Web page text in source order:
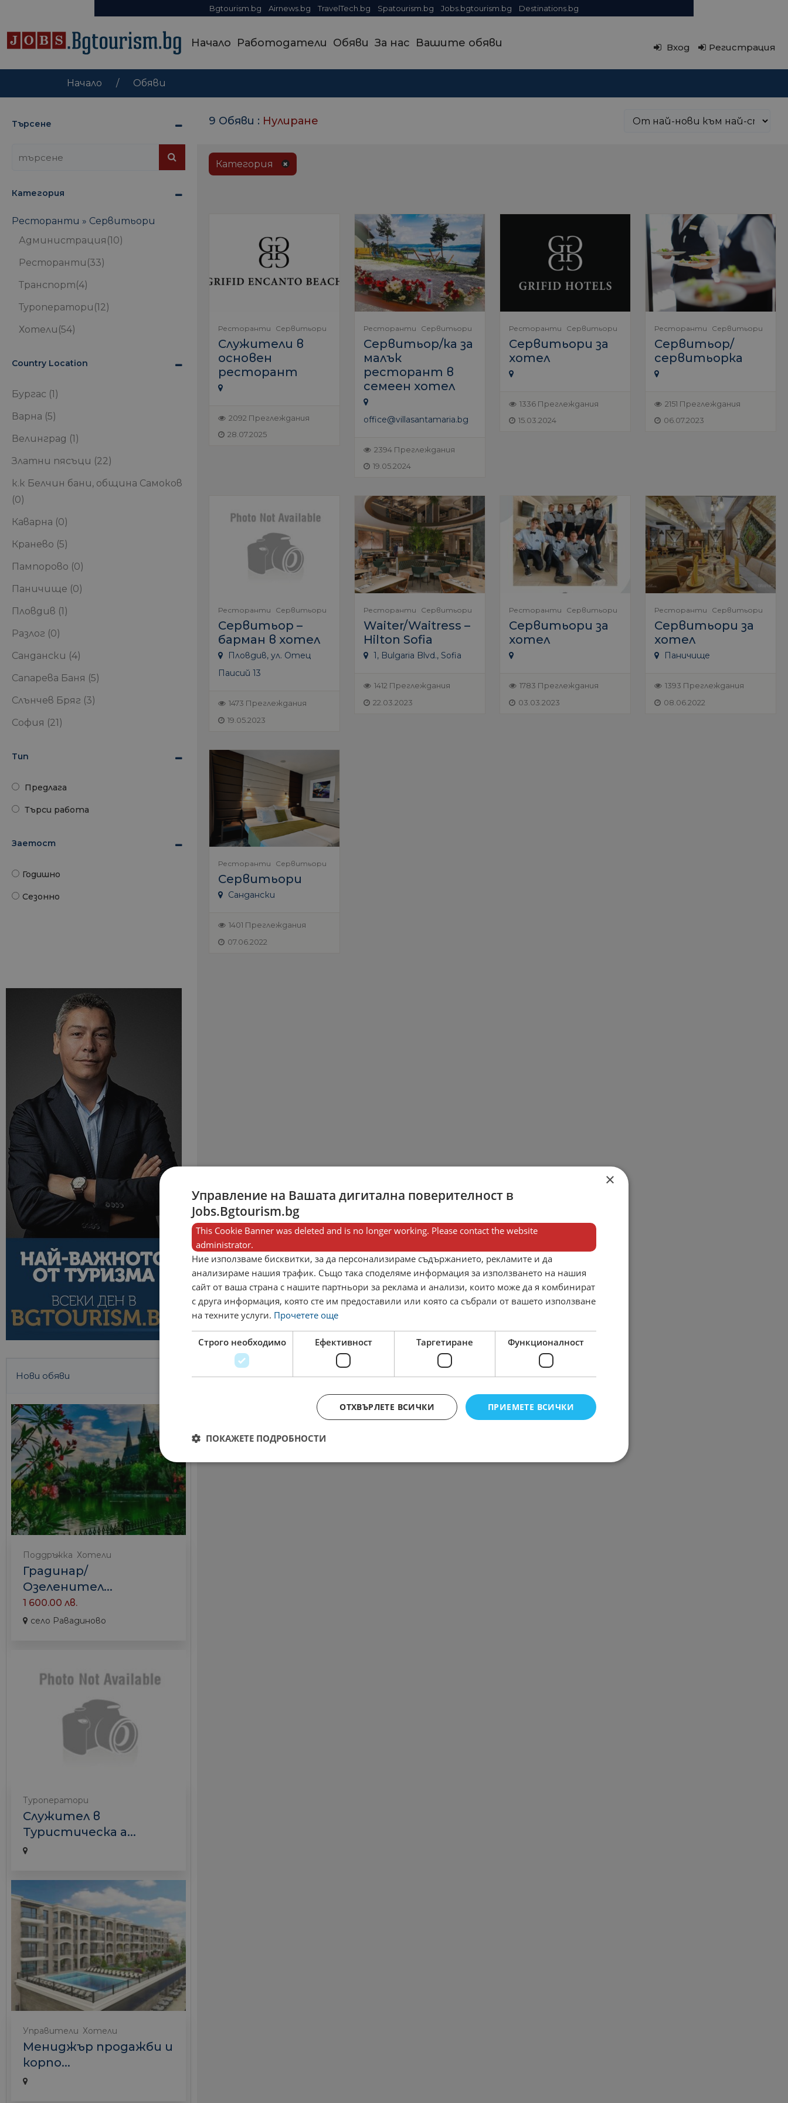
Bgtourism.bg Airnews.bg TravelTech.bg Spatourism.bg Jobs.bgtourism.bg Destinations.bg
Начало Работодатели Обяви За нас Вашите обяви Вход Регистрация
Начало Обяви
9 Обяви : Нулиране
Търсене
Категория
Ресторанти » Сервитьори
Администрация (10)
Ресторанти (33)
Транспорт(4)
Туроператори (12)
Хотели (54)
Country Location
Бургас (1)
Варна (5)
Велинград (1)
Златни пясъци (22)
к.к Белчин бани, община Самоков
(0)
Каварна (0)
Кранево (5)
Пампорово (0)
Паничище (0)
Пловдив (1)
Разлог (0)
Сандански (4)
Сапарева Баня (5)
Слънчев Бряг (3)
София (21)
Тип
Предлага
Търси работа
Заетост
Годишно
Сезонно
Нови обяви
Поддръжка Хотели
Градинар/
Озеленител...
1 600.00 лв.
село Равадиново
Туроператори
Служител в
Туристическа а...
Управители Хотели
Мениджър продажби и
корпо...
Категория
Ресторанти Сервитьори
Служители в
основен
ресторант
2092 Преглеждания
28.07.2025
Ресторанти Сервитьори
Сервитьор/ка за
малък
ресторант в
семеен хотел
office@villasantamaria.bg
2394 Преглеждания
19.05.2024
Ресторанти Сервитьори
Сервитьори за
хотел
1336 Преглеждания
15.03.2024
Ресторанти Сервитьори
Сервитьор/
сервитьорка
2151 Преглеждания
06.07.2023
Ресторанти Сервитьори
Сервитьор –
барман в хотел
Пловдив, ул. Отец
Паисий 13
1473 Преглеждания
19.05.2023
Ресторанти Сервитьори
Waiter/Waitress –
Hilton Sofia
1, Bulgaria Blvd., Sofia
1412 Преглеждания
22.03.2023
Ресторанти Сервитьори
Сервитьори за
хотел
1783 Преглеждания
03.03.2023
Ресторанти Сервитьори
Сервитьори за
хотел
Паничище
1393 Преглеждания
08.06.2022
Ресторанти Сервитьори
Сервитьори
Сандански
1401 Преглеждания
07.06.2022
×
Управление на Вашата дигитална поверителност в
Jobs.Bgtourism.bg
This Cookie Banner was deleted and is no longer working. Please contact the website
administrator.
Ние използваме бисквитки, за да персонализираме съдържанието, рекламите и да
анализираме нашия трафик. Също така споделяме информация за използването на нашия
сайт от ваша страна с нашите партньори за реклама и анализи, които може да я комбинират
с друга информация, която сте им предоставили или която са събрали от вашето използване
на техните услуги. Прочетете още
Строго необходимо Ефективност Таргетиране Функционалност
ПРИЕМЕТЕ ВСИЧКИ
ОТХВЪРЛЕТЕ ВСИЧКИ
ПОКАЖЕТЕ ПОДРОБНОСТИ